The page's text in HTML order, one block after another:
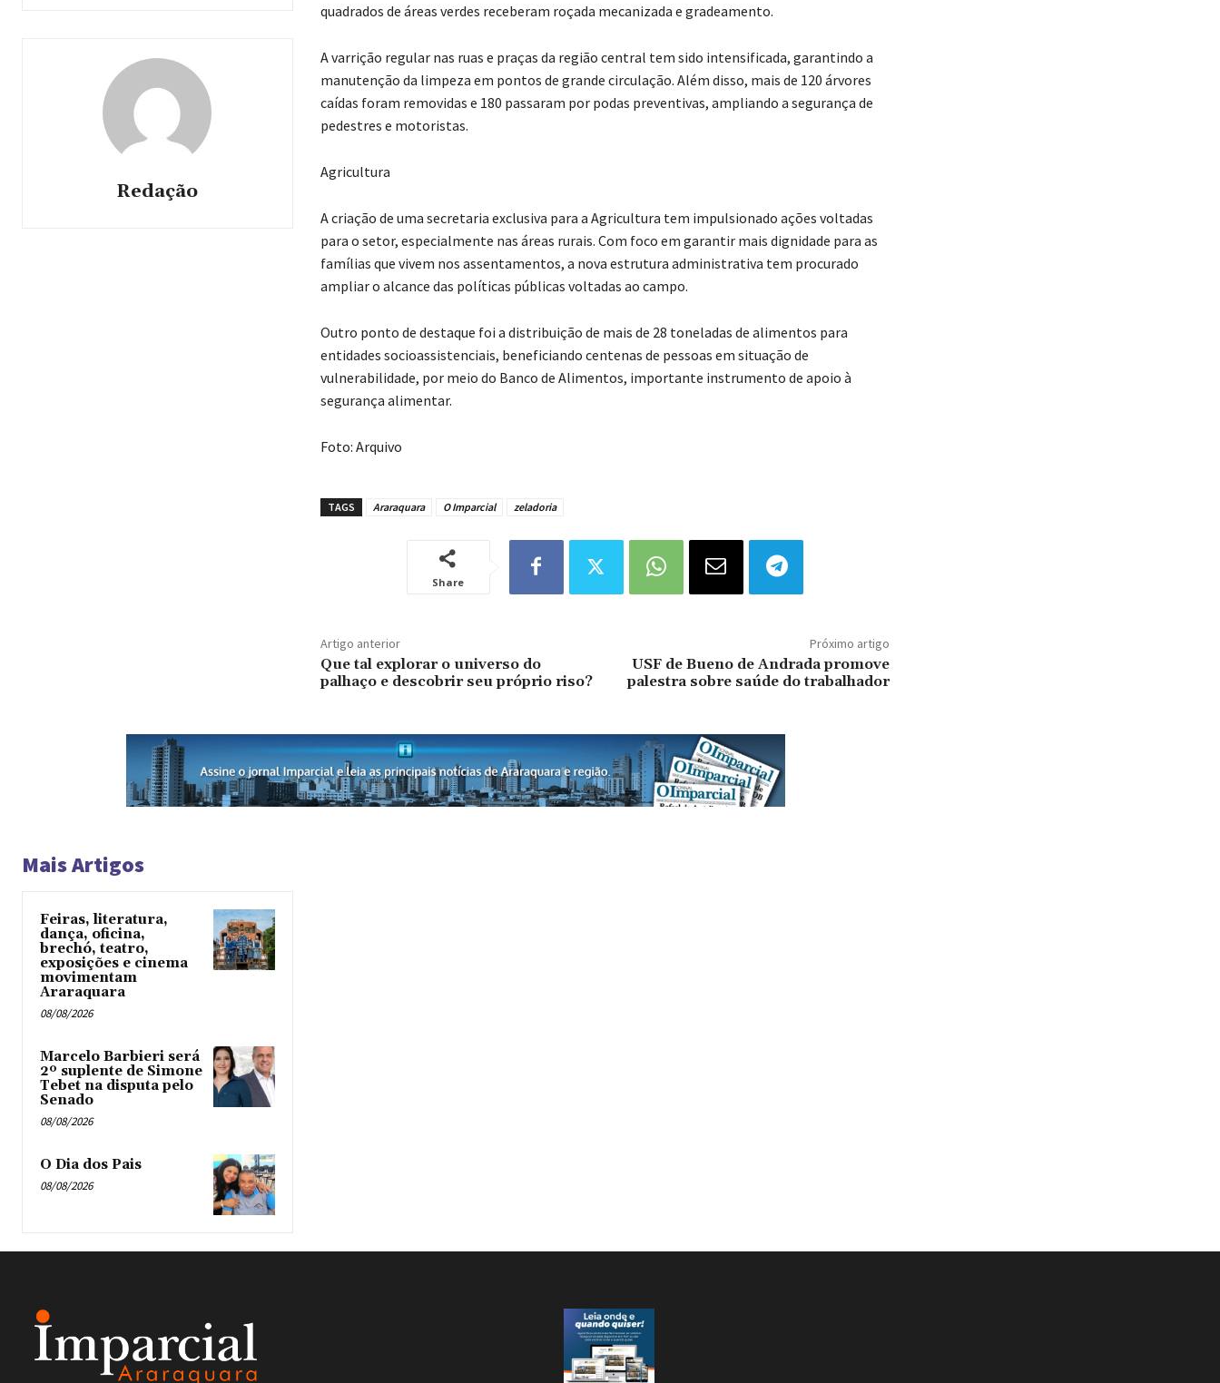
Redação
quadrados de áreas verdes receberam roçada mecanizada e gradeamento.
A varrição regular nas ruas e praças da região central tem sido intensificada, garantindo a
manutenção da limpeza em pontos de grande circulação. Além disso, mais de 120 árvores
caídas foram removidas e 180 passaram por podas preventivas, ampliando a segurança de
pedestres e motoristas.
Agricultura
A criação de uma secretaria exclusiva para a Agricultura tem impulsionado ações voltadas
para o setor, especialmente nas áreas rurais. Com foco em garantir mais dignidade para as
famílias que vivem nos assentamentos, a nova estrutura administrativa tem procurado
ampliar o alcance das políticas públicas voltadas ao campo.
Outro ponto de destaque foi a distribuição de mais de 28 toneladas de alimentos para
entidades socioassistenciais, beneficiando centenas de pessoas em situação de
vulnerabilidade, por meio do Banco de Alimentos, importante instrumento de apoio à
segurança alimentar.
Foto: Arquivo
TAGS Araraquara O Imparcial zeladoria
Share
Artigo anterior
Que tal explorar o universo do
palhaço e descobrir seu próprio riso?
Próximo artigo
USF de Bueno de Andrada promove
palestra sobre saúde do trabalhador
Mais Artigos
Feiras, literatura,
dança, oficina,
brechó, teatro,
exposições e cinema
movimentam
Araraquara
08/08/2026
Marcelo Barbieri será
2º suplente de Simone
Tebet na disputa pelo
Senado
08/08/2026
O Dia dos Pais
08/08/2026